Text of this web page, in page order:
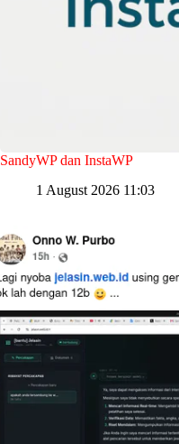
SandyWP dan InstaWP
1 August 2026 11:03